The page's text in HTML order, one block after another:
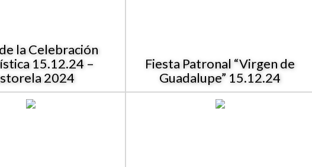
la Celebración
15.12.24 –
2024
Fiesta Patronal “Virgen de
Guadalupe” 15.12.24